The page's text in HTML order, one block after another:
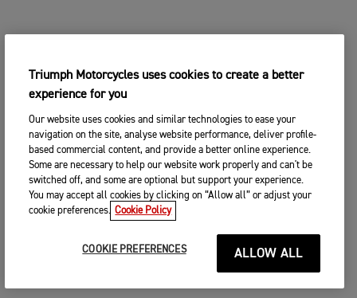
Triumph Motorcycles uses cookies to create a better
experience for you
Our website uses cookies and similar technologies to ease your
navigation on the site, analyse website performance, deliver profile-
based commercial content, and provide a better online experience.
Some are necessary to help our website work properly and can't be
switched off, and some are optional but support your experience.
You may accept all cookies by clicking on “Allow all” or adjust your
cookie preferences. Cookie Policy
COOKIE PREFERENCES ALLOW ALL